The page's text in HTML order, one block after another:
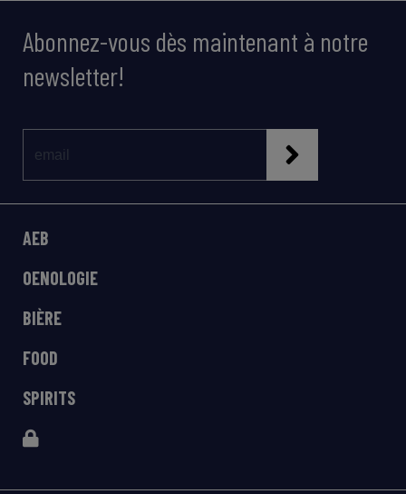
Abonnez-vous dès maintenant à notre
newsletter!
AEB
OENOLOGIE
BIÈRE
FOOD
SPIRITS